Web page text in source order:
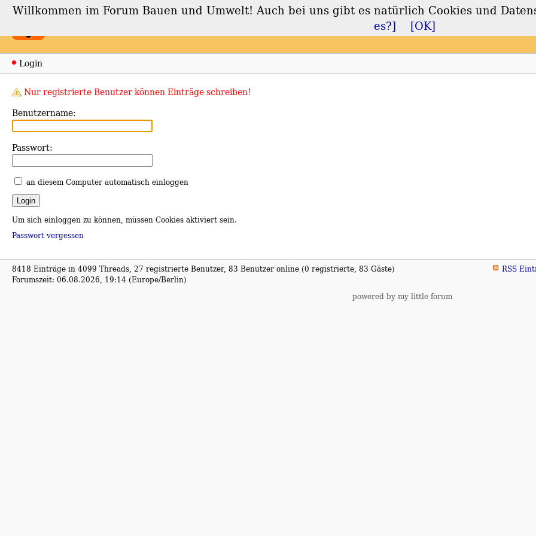
Forum Bauen und Umwelt
Login
Nur registrierte Benutzer können Einträge schreiben!
Benutzername:
Passwort:
an diesem Computer automatisch einloggen
Um sich einloggen zu können, müssen Cookies aktiviert sein.
Passwort vergessen
8418 Einträge in 4099 Threads, 27 registrierte Benutzer, 83 Benutzer online (0 registrierte, 83 Gäste)
Forumszeit: 06.08.2026, 19:14 (Europe/Berlin)
RSS
powered by my little forum
Willkommen im Forum Bauen und Umwelt! Auch bei uns gibt es natürlich Cookies und
es?]
[OK]